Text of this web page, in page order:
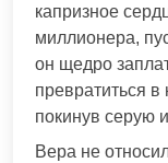
капризное
миллионера,
он щедро
превратиться
покинув серую
Вера не